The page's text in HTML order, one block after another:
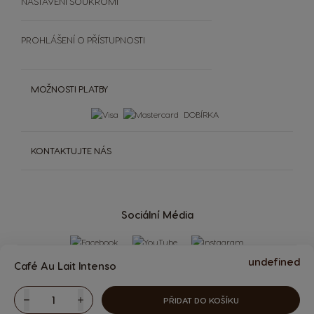
Sociální Média
MOŽNOSTI PLATBY
DOBÍRKA
KONTAKTUJTE NÁS
PROHLÁŠENÍ O PŘÍSTUPNOSTI
NÁPOJE
Kávovary KÁVOVARY
DOPLŇKY
Café Au Lait Intenso undefined
MnožstvíZvýšit
PŘIDAT DO KOŠÍKU